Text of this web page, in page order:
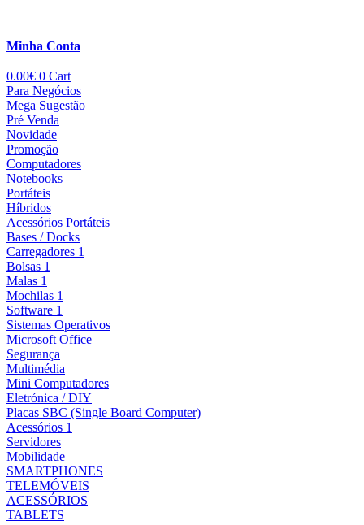
Minha Conta
0.00€ 0 Cart
Para Negócios
Mega Sugestão
Pré Venda
Novidade
Promoção
Computadores
Notebooks
Portáteis
Híbridos
Acessórios Portáteis
Bases / Docks
Carregadores 1
Bolsas 1
Malas 1
Mochilas 1
Software 1
Sistemas Operativos
Microsoft Office
Segurança
Multimédia
Mini Computadores
Eletrónica / DIY
Placas SBC (Single Board Computer)
Acessórios 1
Servidores
Mobilidade
SMARTPHONES
TELEMÓVEIS
ACESSÓRIOS
TABLETS